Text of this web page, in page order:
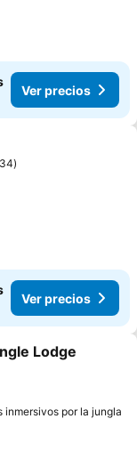
Ver precios
34
Ver precios
Lodge
inmersivos por la jungla